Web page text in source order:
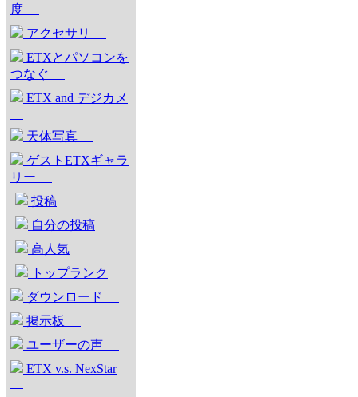
度
アクセサリ
ETXとパソコンを
つなぐ
ETX and デジカメ
天体写真
ゲストETXギャラ
リー
投稿
自分の投稿
高人気
トップランク
ダウンロード
掲示板
ユーザーの声
ETX v.s. NexStar